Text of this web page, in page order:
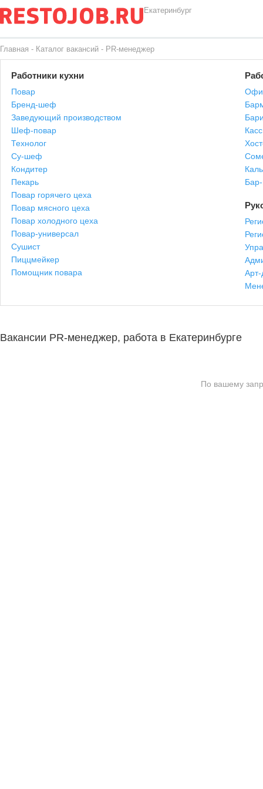
Екатеринбург
Главная - Каталог вакансий - PR-менеджер
Работники кухни
Повар
Бренд-шеф
Заведующий производством
Шеф-повар
Технолог
Су-шеф
Кондитер
Пекарь
Повар горячего цеха
Повар мясного цеха
Повар холодного цеха
Повар-универсал
Сушист
Пиццмейкер
Помощник повара
Арт-
Вакансии PR-менеджер, работа в Екатеринбурге
По вашему